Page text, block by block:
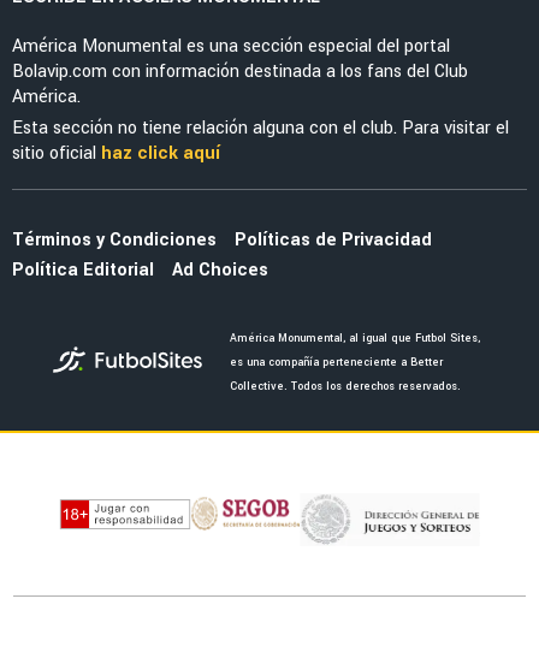
MERCADO
El enorme esfuerzo que está haciendo
Jáminton Campaz para llegar al América